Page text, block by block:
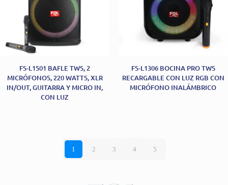
FS-L1501 BAFLE TWS, 2
MICRÓFONOS, 220 WATTS, XLR
IN/OUT, GUITARRA Y MICRO IN,
CON LUZ
FS-L1306 BOCINA PRO TWS
RECARGABLE CON LUZ RGB CON
MICRÓFONO INALÁMBRICO
1 2 3 4 5